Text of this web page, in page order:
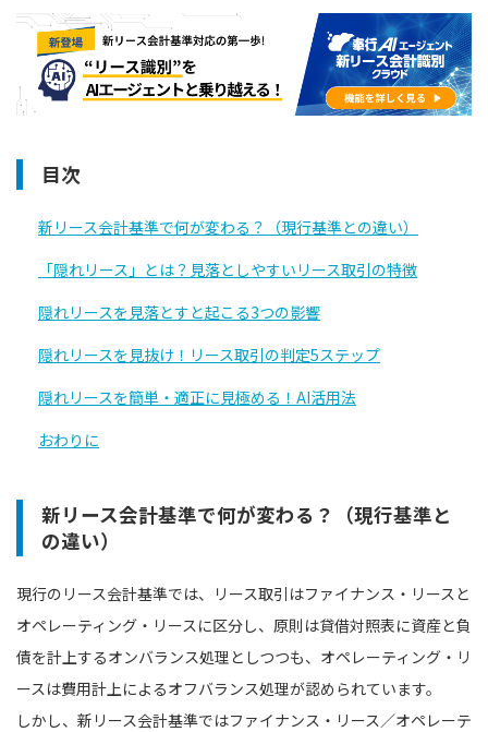
目次
新リース会計基準で何が変わる？（現行基準との違い）
「隠れリース」とは？見落としやすいリース取引の特徴
隠れリースを見落とすと起こる3つの影響
隠れリースを見抜け！リース取引の判定5ステップ
隠れリースを簡単・適正に見極める！AI活用法
おわりに
新リース会計基準で何が変わる？（現行基準と
の違い）
現行のリース会計基準では、リース取引はファイナンス・リースと
オペレーティング・リースに区分し、原則は貸借対照表に資産と負
債を計上するオンバランス処理としつつも、オペレーティング・リ
ースは費用計上によるオフバランス処理が認められています。
しかし、新リース会計基準ではファイナンス・リース／オペレーテ